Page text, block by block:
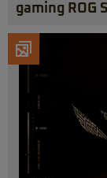
gaming ROG